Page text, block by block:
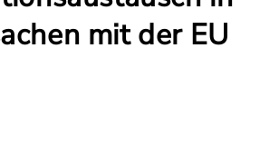
mit der EU